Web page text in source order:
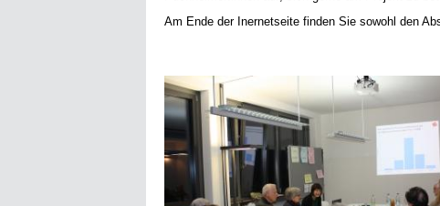
Am Ende der Inernetseite finden Sie sowohl den